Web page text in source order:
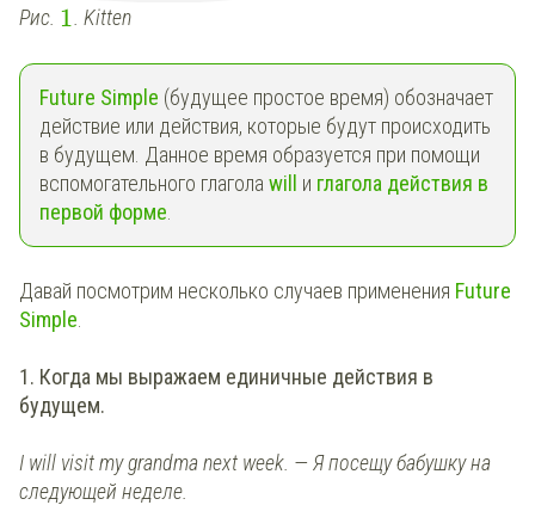
Рис. 1. Kitten
Future Simple (будущее простое время) обозначает
действие или действия, которые будут происходить
в будущем. Данное время образуется при помощи
вспомогательного глагола will и глагола действия в
первой форме
Давай посмотрим несколько случаев применения Future
Simple
1. Когда мы выражаем единичные действия в
будущем.
I will visit my grandma next week. — Я посещу бабушку на
следующей неделе.